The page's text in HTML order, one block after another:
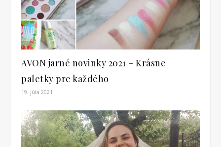
AVON jarné novinky 2021 – Krásne
paletky pre každého
19. júla 2021